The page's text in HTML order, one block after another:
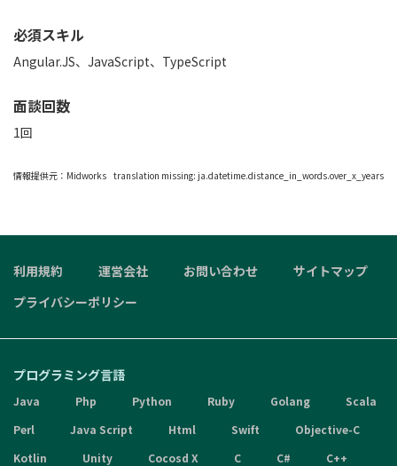
必須スキル
Angular.JS、JavaScript、TypeScript
面談回数
1回
情報提供元： Midworks translation missing: ja.datetime.distance_in_words.over_x_years
利用規約 運営会社 お問い合わせ
サイトマップ
プライバシーポリシー
プログラミング言語
Java Php Python Ruby Golang
Scala
Perl
Java Script Html Swift
Objective-C
Kotlin
Unity Cocosd X C C#
C++